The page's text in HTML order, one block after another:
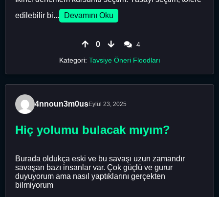
edilebilir bi...
Devamını Oku
0
4
Kategori: Tavsiye Öneri Floodları
4nnoun3m0usEylül 23, 2025
Hiç yolumu bulacak mıyım?
Burada oldukça eski ve bu savaşı uzun zamandır
savaşan bazı insanlar var. Çok güçlü ve gurur
duyuyorum ama nasıl yaptıklarını gerçekten
bilmiyorum